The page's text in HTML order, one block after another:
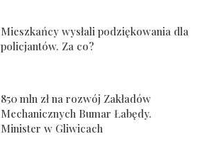
Mieszkańcy wysłali podziękowania dla
policjantów. Za co?
850 mln zł na rozwój Zakładów
Mechanicznych Bumar Łabędy.
Minister w Gliwicach